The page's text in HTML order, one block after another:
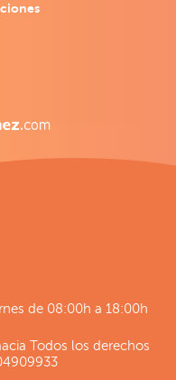
de 08:00h a 18:00h
Todos los derechos